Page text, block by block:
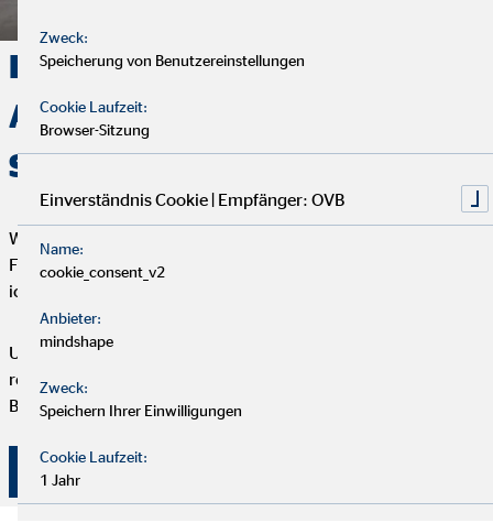
Deine Finanzen, Dein Weg:
Analyse, Beratung und
Service
Wir starten mit einem entspannten Analysegespräch, um deine
Finanzen und Ziele kennenzulernen. Anschließend präsentiere
ich dir maßgeschneiderte Finanzlösungen.
Um deine Finanzplanung aktuell zu halten, bieten wir
regelmäßige Servicegespräche an. Vertrauen und persönliche
Betreuung stehen bei uns an erster Stelle.
Überzeuge dich selbst von unserer Beratung!
Zweck:
Speicherung von Benutzereinstellungen
Cookie Laufzeit:
Browser-Sitzung
Einverständnis Cookie | Empfänger: OVB
Name:
cookie_consent_v2
Anbieter:
mindshape
Zweck:
Speichern Ihrer Einwilligungen
Cookie Laufzeit:
1 Jahr